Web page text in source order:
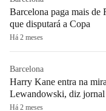
Barcelona paga mais de
que disputará a Copa
Há 2 meses
Barcelona
Harry Kane entra na
Lewandowski, diz jornal
Há 2 meses